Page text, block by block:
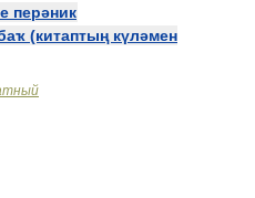
перәник
(китаптың күләмен